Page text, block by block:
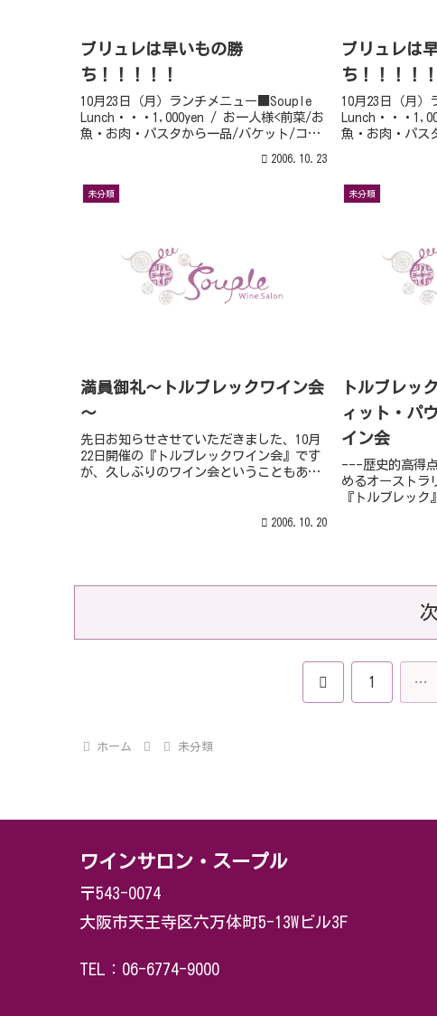
ブリュレは早いもの勝
ち！！！！！
10月23日（月）ランチメニュー■Souple
Lunch・・・1,000yen / お一人様<前菜/お
魚・お肉・パスタから一品/バケット/コー
+300yen --前菜 ・ ・シマ鯵のマリ
ネ ・牛肉のタ...
2006.10.23
ブリュレは
ち！！！！！
10月23日（月
Lunch・・・
魚・お肉・パス
+300yen --前
ネ ・牛肉のタ
未分類
満員御礼～トルブレックワイン会
～
先日お知らせさせていただきました、10月
22日開催の『トルブレックワイン会』です
が、久しぶりのワイン会ということもあ
恐縮ながらお断りさせて頂いた皆様には深
2006.10.20
未分類
トルブレッ
ィット・パ
イン会
---歴史的高得
めるオーストラ
『トルブレッ
バート・パー
前 1 …
ホーム 未分類
ワインサロン・スープル
〒543-0074
大阪市天王寺区六万体町5-13Wビル3F
TEL：06-6774-9000